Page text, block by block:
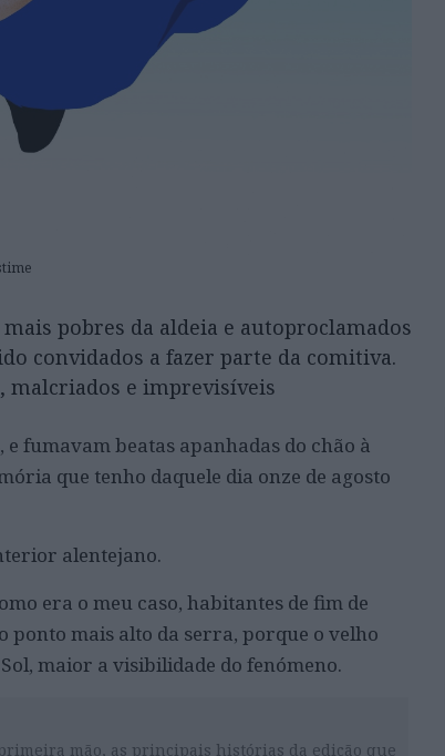
pobres da aldeia e autoproclamados
convidados a fazer parte da comitiva.
malcriados e imprevisíveis
fumavam beatas apanhadas do chão à
que tenho daquele dia onze de agosto
alentejano.
era o meu caso, habitantes de fim de
ponto mais alto da serra, porque o velho
maior a visibilidade do fenómeno.
mão, as principais histórias da edição que